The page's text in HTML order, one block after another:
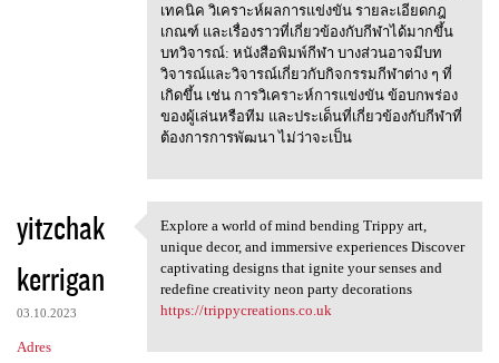
เทคนิค วิเคราะห์ผลการแข่งขัน รายละเอียดกฎ
เกณฑ์ และเรื่องราวที่เกี่ยวข้องกับกีฬาได้มากขึ้น
บทวิจารณ์: หนังสือพิมพ์กีฬา บางส่วนอาจมีบท
วิจารณ์และวิจารณ์เกี่ยวกับกิจกรรมกีฬาต่าง ๆ ที่
เกิดขึ้น เช่น การวิเคราะห์การแข่งขัน ข้อบกพร่อง
ของผู้เล่นหรือทีม และประเด็นที่เกี่ยวข้องกับกีฬาที่
ต้องการการพัฒนา ไม่ว่าจะเป็น
yitzchak
kerrigan
03.10.2023
Adres
Explore a world of mind
Explore a world of mind bending Trippy art,
unique decor, and immersive experiences Discover
captivating designs that ignite your senses and
redefine creativity neon party decorations
https://trippycreations.co.uk